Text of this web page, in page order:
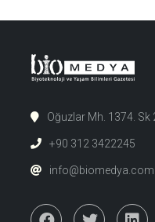
Oğuzlar Mh. 1374.
+90 312 3422245
info@biomedya.com